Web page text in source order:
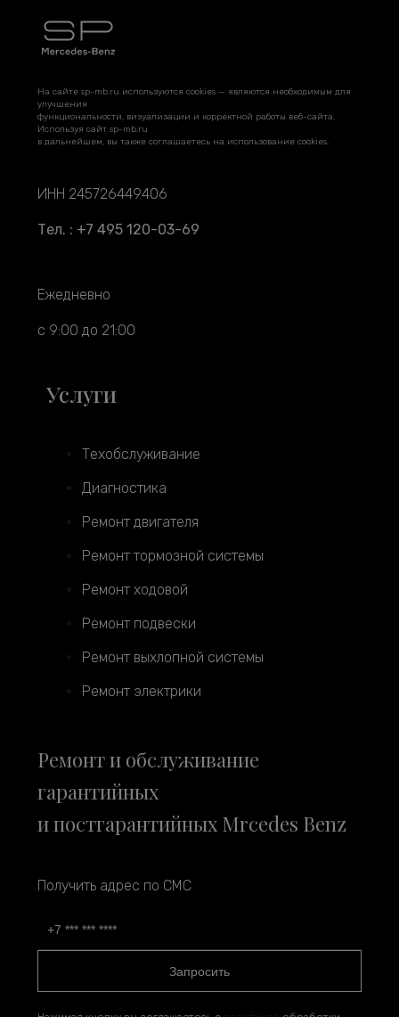
На сайте sp-mb.ru используются cookies — являются необходимым для
улучшения
функциональности, визуализации и корректной работы веб-сайта.
Используя сайт sp-mb.ru
в дальнейшем, вы также соглашаетесь на использование cookies.
ИНН 245726449406
Тел. : +7 495 120-03-69
Ежедневно
с 9:00 до 21:00
Услуги
Техобслуживание
Диагностика
Ремонт двигателя
Ремонт тормозной системы
Ремонт ходовой
Ремонт подвески
Ремонт выхлопной системы
Ремонт электрики
Ремонт и обслуживание
гарантийных
и постгарантийных Mrcedes Benz
Получить адрес по СМС
Запросить